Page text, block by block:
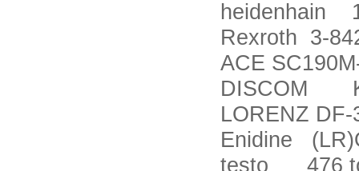
heidenhain
Rexroth 3-
ACE
DISCOM
LORENZ DF-
Enidine
testo 476